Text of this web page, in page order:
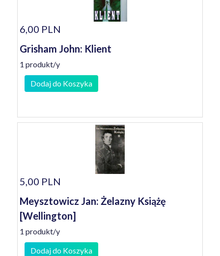
6,00 PLN
Grisham John: Klient
1 produkt/y
Dodaj do Koszyka
5,00 PLN
Meysztowicz Jan: Żelazny Książę
[Wellington]
1 produkt/y
Dodaj do Koszyka